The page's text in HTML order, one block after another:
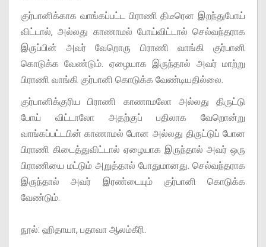
குர்பானிக்காக வாங்கப்பட்ட பிராணி திடீரென இறந்துபோய்
விட்டால், அல்லது காணாமல் போய்விட்டால் செல்வந்தராக
இருப்பின் அவர் வேறொரு பிராணி வாங்கி குர்பானி
கொடுக்க வேண்டும். ஏழையாக இருந்தால் அவர் மாற்று
பிராணி வாங்கி குர்பானி கொடுக்க வேண்டியதில்லை.
குர்பானிக்குரிய பிராணி காணாமலோ அல்லது திருட்டு
போய் விட்டாலோ அதற்குப் பதிலாக வேறொன்று
வாங்கப்பட்டபின் காணாமல் போன அல்லது திருட்டுப் போன
பிராணி கிடைத்துவிட்டால் ஏழையாக இருந்தால் அவர் ஒரு
பிராணியை மட்டும் அறுத்தால் போதுமானது. செல்வந்தராக
இருந்தால் அவர் இரண்டையும் குர்பானி கொடுக்க
வேண்டும்.
நூல்: ஹிதாயா, பதாவா ஆலம்கீரி.